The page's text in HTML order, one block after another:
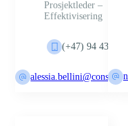
Prosjektleder –
Effektivisering
(+47) 94 43 04 17